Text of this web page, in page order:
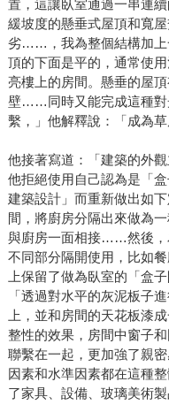
置，這讓臥室通過一串連
緩坡度的懸垂式屋頂和寬
劣……，我為整個結構加
頂的下面是平的，通常使
亮樓上的房間。懸垂的屋
壁……同時又能完成這種
繫，」他解釋說：「成為草
他接著寫道：「建築的外
他拒絕使用自己認為是「
建築設計」而重新做出如
間，將廚房分隔出來做為
與廚房一面相接……然後，
不同部分隔開使用，比如
上保留了做為臥室的「盒
「透過對水平的灰泥板子
上，並和房間的天花板漆
整性的效果，房間中窗子
聯繫在一起，更加強了親
因素和水準因素都在這種
了家具、設備、玻璃美術製